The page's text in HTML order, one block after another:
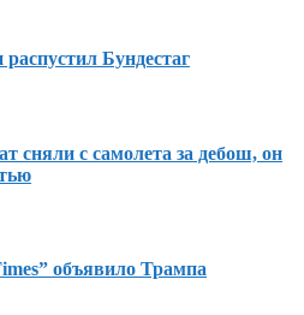
Бундестаг
сняли с самолета за дебош, он
объявило Трампа